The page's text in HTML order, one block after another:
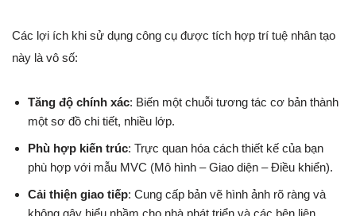
Các lợi ích khi sử dụng công cụ được tích hợp trí tuệ nhân tạo
này là vô số:
Tăng độ chính xác: Biến một chuỗi tương tác cơ bản thành
một sơ đồ chi tiết, nhiều lớp.
Phù hợp kiến trúc: Trực quan hóa cách thiết kế của bạn
phù hợp với mẫu MVC (Mô hình – Giao diện – Điều khiển).
Cải thiện giao tiếp: Cung cấp bản vẽ hình ảnh rõ ràng và